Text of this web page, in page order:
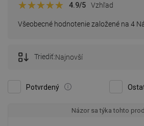
Všeobecné hodnotenie založené na 4
4.9/5 Vzhľad
Potvrdený
Triediť:Najnovší
Názor sa týka tohto